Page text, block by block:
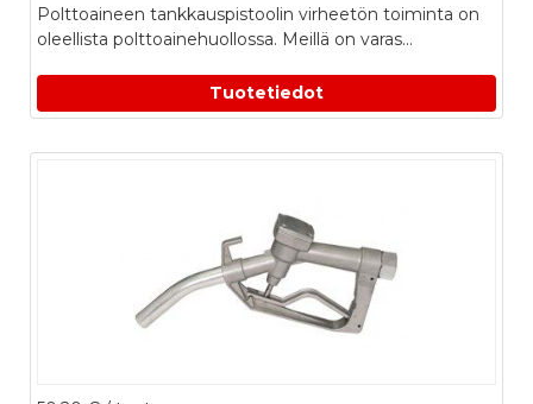
Polttoaineen tankkauspistoolin virheetön toiminta on
oleellista polttoainehuollossa. Meillä on varas...
Tuotetiedot